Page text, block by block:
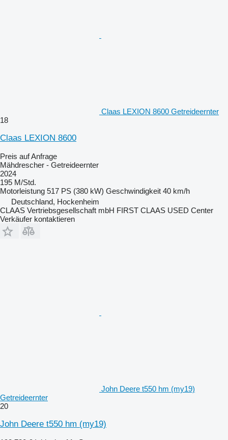
Claas LEXION 8600 Getreideernter
18
Claas LEXION 8600
Preis auf Anfrage
Mähdrescher - Getreideernter
2024
195 M/Std.
Motorleistung 517 PS (380 kW) Geschwindigkeit 40 km/h
Deutschland, Hockenheim
CLAAS Vertriebsgesellschaft mbH FIRST CLAAS USED Center
Verkäufer kontaktieren
John Deere t550 hm (my19)
Getreideernter
20
John Deere t550 hm (my19)